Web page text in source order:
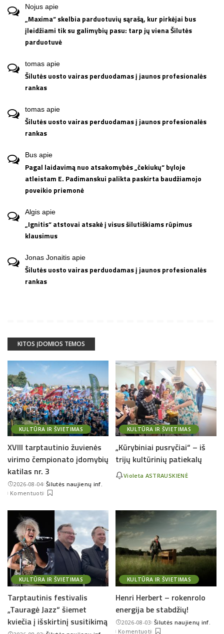
Nojus apie
„Maxima“ skelbia parduotuvių sąrašą, kur pirkėjai bus
įleidžiami tik su galimybių pasu: tarp jų viena Šilutės
parduotuvė
tomas apie
Šilutės uosto vairas perduodamas į jaunos profesionalės
rankas
tomas apie
Šilutės uosto vairas perduodamas į jaunos profesionalės
rankas
Bus apie
Pagal laidavimą nuo atsakomybės „čekiukų“ byloje
atleistam E. Padimanskui palikta paskirta baudžiamojo
poveikio priemonė
Algis apie
„Ignitis“ atstovai atsakė į visus šilutiškiams rūpimus
klausimus
Jonas Jonaitis apie
Šilutės uosto vairas perduodamas į jaunos profesionalės
rankas
KITOS ĮDOMIOS TEMOS
KULTŪRA IR ŠVIETIMAS
XVIII tarptautinio žuvienės
virimo čempionato įdomybių
katilas nr. 3
2026-08-04Posted
by
Šilutės naujienų inf.
Komentuoti
KULTŪRA IR ŠVIETIMAS
„Kūrybiniai pusryčiai“ – iš
trijų kultūrinių patiekalų
Violeta ASTRAUSKIENĖ
KULTŪRA IR ŠVIETIMAS
Tarptautinis festivalis
„Tauragė Jazz“ šiemet
kviečia į išskirtinį susitikimą
KULTŪRA IR ŠVIETIMAS
Henri Herbert – rokenrolo
energija be stabdžių!
2026-08-03Posted
Šilutės naujienų inf.
Komentuoti